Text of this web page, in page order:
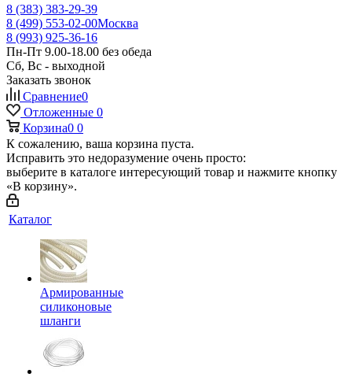
8 (383) 383-29-39
8 (499) 553-02-00Москва
8 (993) 925-36-16
Пн-Пт 9.00-18.00 без обеда
Сб, Вс - выходной
Заказать звонок
Сравнение0
Отложенные 0
Корзина0 0
К сожалению, ваша корзина пуста.
Исправить это недоразумение очень просто:
выберите в каталоге интересующий товар и нажмите кнопку
«В корзину».
Каталог
Армированные
силиконовые
шланги